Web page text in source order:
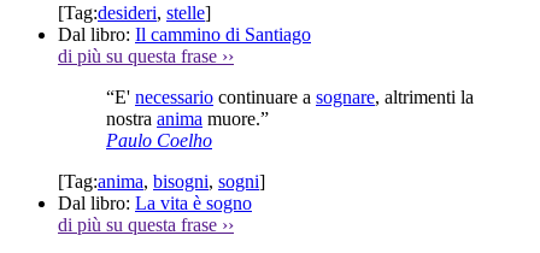
[Tag:desideri, stelle]
Dal libro: Il cammino di Santiago
di più su questa frase ››
“E' necessario continuare a sognare, altrimenti la
nostra anima muore.”
Paulo Coelho
[Tag:anima, bisogni, sogni]
Dal libro: La vita è sogno
di più su questa frase ››